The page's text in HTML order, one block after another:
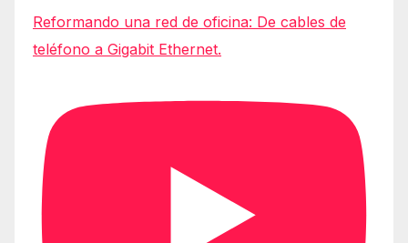
Reformando una red de oficina: De cables de
teléfono a Gigabit Ethernet.